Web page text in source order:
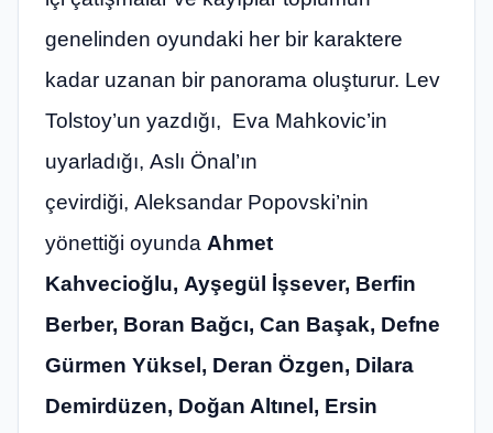
genelinden oyundaki her bir karaktere
kadar uzanan bir panorama oluşturur. Lev
Tolstoy’un yazdığı, Eva Mahkovic’in
uyarladığı, Aslı Önal’ın
çevirdiği, Aleksandar Popovski’nin
yönettiği oyunda Ahmet
Kahvecioğlu, Ayşegül İşsever, Berfin
Berber, Boran Bağcı, Can Başak, Defne
Gürmen Yüksel, Deran Özgen, Dilara
Demirdüzen, Doğan Altınel, Ersin